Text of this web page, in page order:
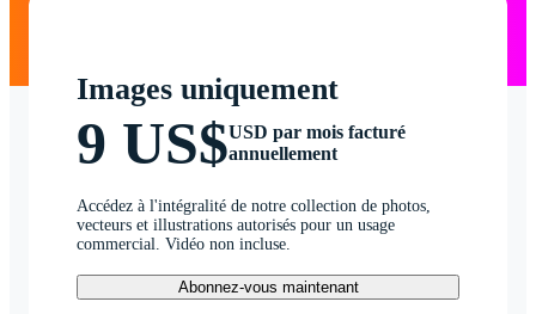
Images uniquement
9 US$USD par mois facturé
annuellement
Accédez à l'intégralité de notre collection de photos,
vecteurs et illustrations autorisés pour un usage
commercial. Vidéo non incluse.
Abonnez-vous maintenant